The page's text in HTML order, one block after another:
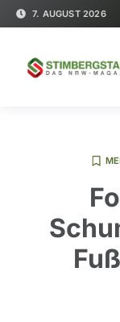
7. AUGUST 2026